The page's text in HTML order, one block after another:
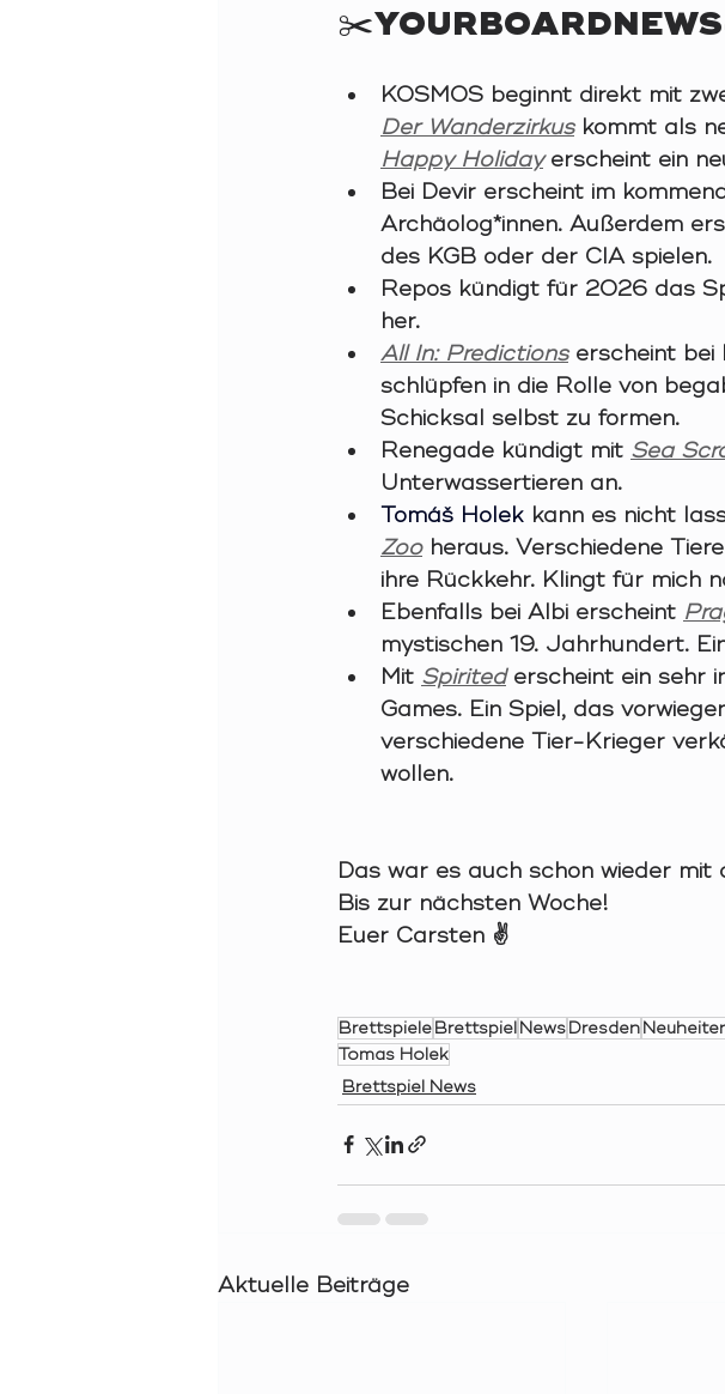
KOSMOS beginnt direkt mit
Der Wanderzirkus kommt als
Happy Holiday erscheint ein
Bei Devir erscheint im
Archäolog*innen. Außerdem
des KGB oder der CIA spielen.
Repos kündigt für 2026 das
her.
All In: Predictions erscheint bei
schlüpfen in die Rolle von
Schicksal selbst zu formen.
Renegade kündigt mit Sea
Unterwassertieren an.
Tomáš Holek kann es nicht
Zoo heraus. Verschiedene
ihre Rückkehr. Klingt für mich
Ebenfalls bei Albi erscheint
mystischen 19. Jahrhundert.
Mit Spirited erscheint ein sehr
Games. Ein Spiel, das
verschiedene Tier-Krieger
wollen.
Das war es auch schon wieder mit
Bis zur nächsten Woche!
Euer Carsten ✌
BrettspieleBrettspielNewsDresden
Tomas Holek
Brettspiel News
Aktuelle Beiträge